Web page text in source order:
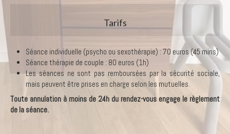
Tarifs
Séance individuelle (psycho ou sexothérapie) : 70 euros (45 mins)
Séance thérapie de couple : 80 euros (1h)
Les séances ne sont pas remboursées par la sécurité sociale,
mais peuvent être prises en charge selon les mutuelles.
Toute annulation à moins de 24h du rendez-vous engage le règlement
de la séance.